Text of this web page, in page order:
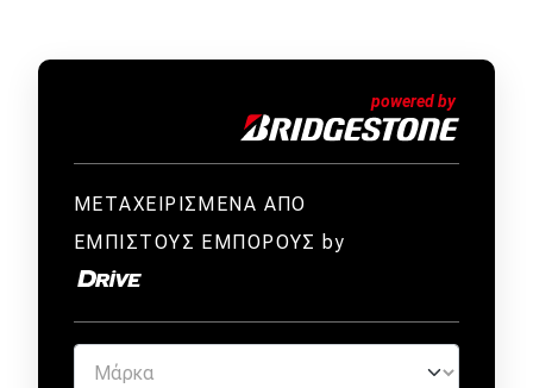
ΜΕΤΑΧΕΙΡΙΣΜΕΝΑ ΑΠΟ
ΕΜΠΙΣΤΟΥΣ ΕΜΠΟΡΟΥΣ by